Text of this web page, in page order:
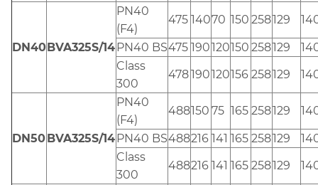
DN40BVA325S/14
PN40
(F4)
475 14070 150 258129
PN40 BS475 190120150 258129
Class
300
478190120156 258129
DN50BVA325S/14
PN40
(F4)
488150 75 165 258129
PN40 BS488216 141 165 258129
Class
300
488216 141 165 258129